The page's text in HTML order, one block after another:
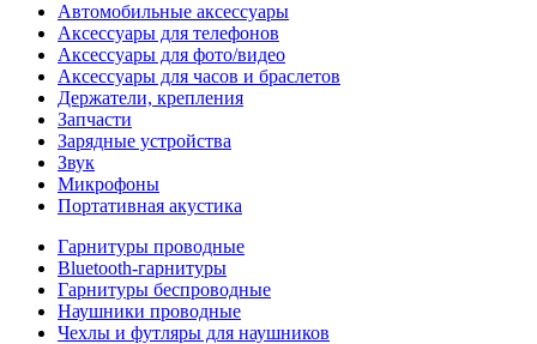
Автомобильные аксессуары
Аксессуары для телефонов
Аксессуары для фото/видео
Аксессуары для часов и браслетов
Держатели, крепления
Запчасти
Зарядные устройства
Звук
Микрофоны
Портативная акустика
Гарнитуры проводные
Bluetooth-гарнитуры
Гарнитуры беспроводные
Наушники проводные
Чехлы и футляры для наушников